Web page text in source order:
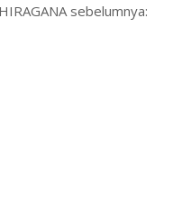
sebelumnya: